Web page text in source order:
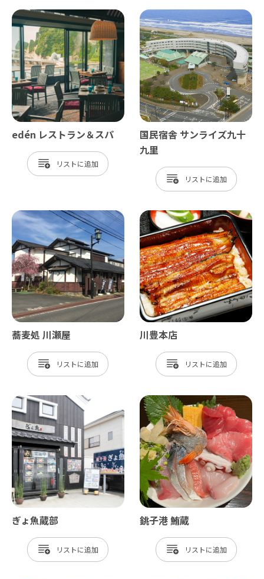
edén レストラン＆スパ
リスト
国民宿舎 サンライズ九十
九里
リスト
蕎麦処 川瀬屋
リスト
川豊本店
リスト
ぎょ魚蔵部
リスト
銚子港 鮪蔵
リスト